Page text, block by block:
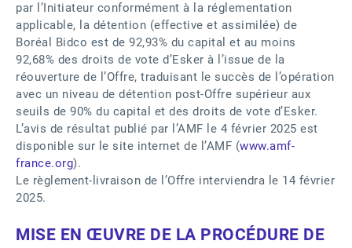
par l’Initiateur conformément à la réglementation
applicable, la détention (effective et assimilée) de
Boréal Bidco est de 92,93% du capital et au moins
92,68% des droits de vote d’Esker à l’issue de la
réouverture de l’Offre, traduisant le succès de l’opération
avec un niveau de détention post-Offre supérieur aux
seuils de 90% du capital et des droits de vote d’Esker.
L’avis de résultat publié par l’AMF le 4 février 2025 est
disponible sur le site internet de l’AMF (www.amf-
france.org).
Le règlement-livraison de l’Offre interviendra le 14 février
2025.
MISE EN ŒUVRE DE LA PROCÉDURE DE